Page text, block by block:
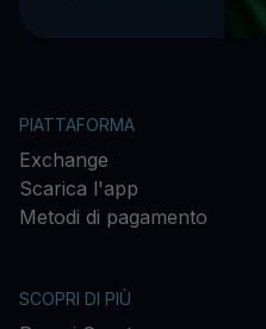
PIATTAFORMA
Exchange
Scarica l'app
Metodi di pagamento
SCOPRI DI PIÙ